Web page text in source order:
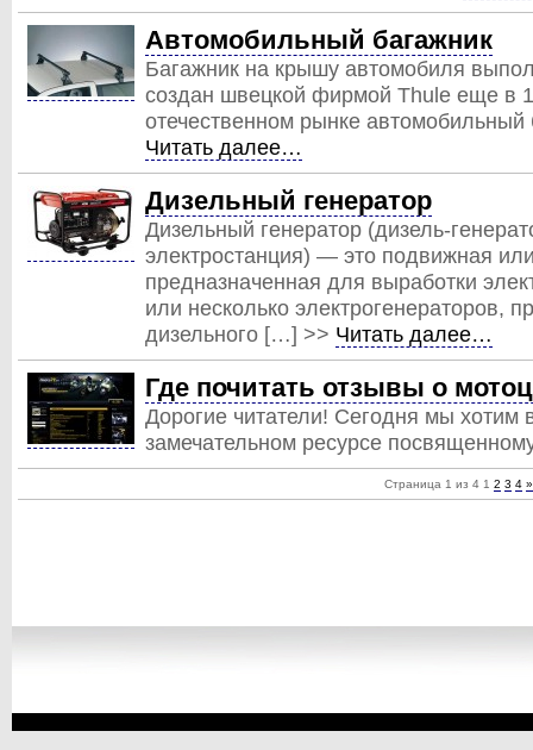
Автомобильный багажник
Багажник на крышу автомобиля
создан швецкой фирмой Thule еще в
отечественном рынке
Читать далее…
Дизельный генератор
Дизельный генератор (дизель-
электростанция) — это подвижная
предназначенная для выработки
или несколько
дизельного […] >> Читать далее…
Где почитать отзывы о
Дорогие читатели! Сегодня мы хотим
замечательном ресурсе
Страница 1 из 4 1 2 3 4 »